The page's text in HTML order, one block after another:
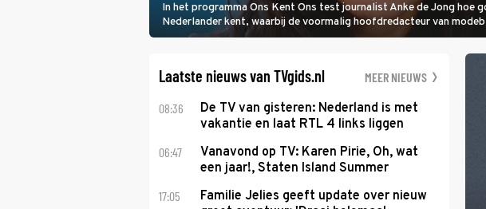
In het programma Ons Kent Ons test journalist Anke de Jong hoe
Nederlander kent, waarbij de voormalig hoofdredacteur van
het samen met rapper Keizer opneemt tegen Edson da Graça en
Laatste nieuws van TVgids.nl MEER NIEUWS
08:36
De TV van gisteren: Nederland is met
vakantie en laat RTL 4 links liggen
06:47
Vanavond op TV: Karen Pirie, Oh, wat
een jaar!, Staten Island Summer
17:05
Familie Jelies geeft update over nieuw